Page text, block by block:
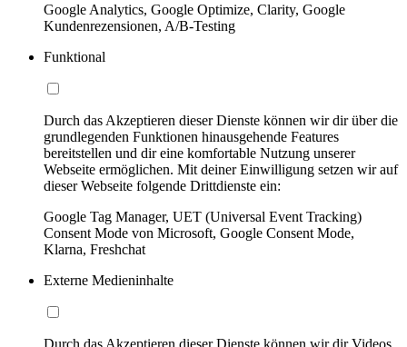
Google Analytics, Google Optimize, Clarity, Google
Kundenrezensionen, A/B-Testing
Funktional
Durch das Akzeptieren dieser Dienste können wir dir über die
grundlegenden Funktionen hinausgehende Features
bereitstellen und dir eine komfortable Nutzung unserer
Webseite ermöglichen. Mit deiner Einwilligung setzen wir auf
dieser Webseite folgende Drittdienste ein:
Google Tag Manager, UET (Universal Event Tracking)
Consent Mode von Microsoft, Google Consent Mode,
Klarna, Freshchat
Externe Medieninhalte
Durch das Akzeptieren dieser Dienste können wir dir Videos